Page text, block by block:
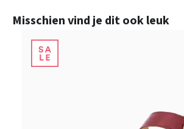
Productgalerij overslaan
Misschien vind je dit ook leuk